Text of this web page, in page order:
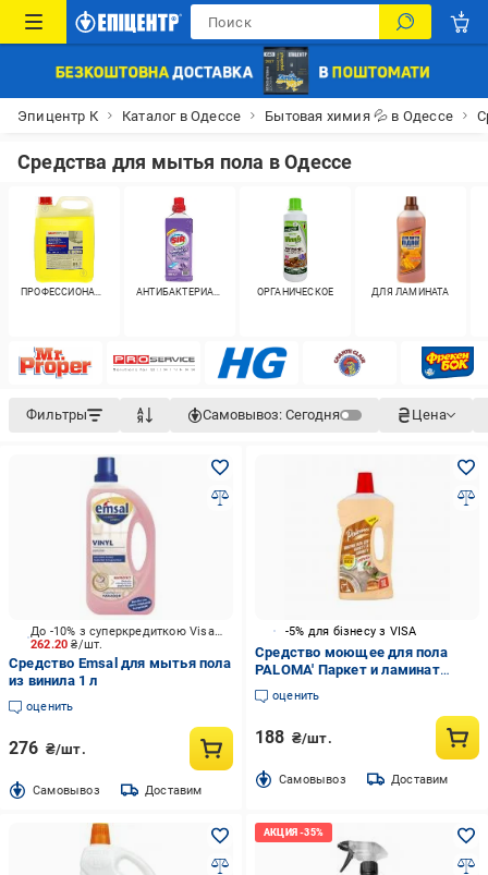
Эпицентр К Каталог в Одессе Бытовая химия 💦 в Одессе
Средства для мытья пола в Одессе
ПРОФЕССИОНАЛЬНОЕ АНТИБАКТЕРИАЛЬНОЕ ОРГАНИЧЕСКОЕ ДЛЯ ЛАМИНАТА
Фильтры Самовывоз: Сегодня Цена
262.20₴/шт.
До -10% з суперкредиткою Visa Вигода
Средство Emsal для мытья пола
из винила 1 л
оценить
276 ₴/шт.
Cамовывоз Доставим
-5% для бізнесу з VISA
Средство моющее для пола
PALOMA' Паркет и ламинат
Миндаль 1 л
оценить
188 ₴/шт.
Cамовывоз Доставим